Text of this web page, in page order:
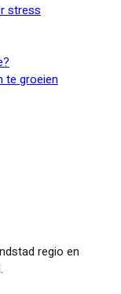
stress
te groeien
regio en